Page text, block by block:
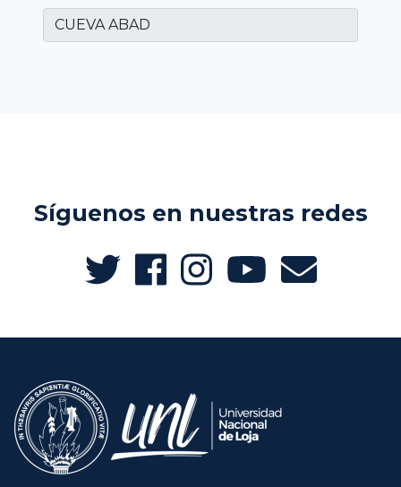
Síguenos en nuestras redes